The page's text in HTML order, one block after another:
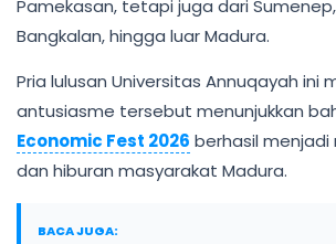
Pamekasan, tetapi juga dari
Bangkalan, hingga luar Madura.
Pria lulusan Universitas Annuqayah ini
antusiasme tersebut menunjukkan
Economic Fest 2026 berhasil
dan hiburan masyarakat Madura.
BACA JUGA: